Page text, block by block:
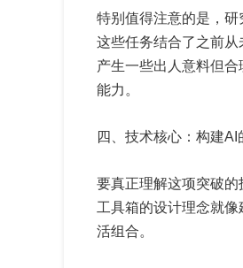
特别值得注意的是，研
这些任务结合了之前
产生一些出人意料但
能力。
四、技术核心：构建
要真正理解这项突破
工具箱的设计理念就
活组合。